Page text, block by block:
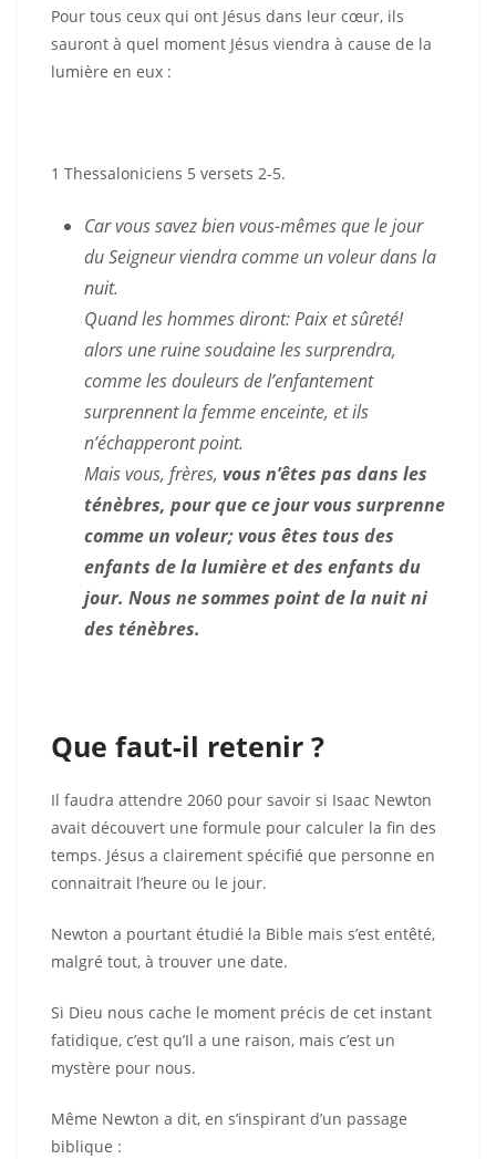
Pour tous ceux qui ont Jésus dans leur cœur, ils
sauront à quel moment Jésus viendra à cause de la
lumière en eux :
1 Thessaloniciens 5 versets 2-5.
Car vous savez bien vous-mêmes que le jour
du Seigneur viendra comme un voleur dans la
nuit.
Quand les hommes diront: Paix et sûreté!
alors une ruine soudaine les surprendra,
comme les douleurs de l’enfantement
surprennent la femme enceinte, et ils
n’échapperont point.
Mais vous, frères, vous n’êtes pas dans les
ténèbres, pour que ce jour vous surprenne
comme un voleur; vous êtes tous des
enfants de la lumière et des enfants du
jour. Nous ne sommes point de la nuit ni
des ténèbres.
Que faut-il retenir ?
Il faudra attendre 2060 pour savoir si Isaac Newton
avait découvert une formule pour calculer la fin des
temps. Jésus a clairement spécifié que personne en
connaitrait l’heure ou le jour.
Newton a pourtant étudié la Bible mais s’est entêté,
malgré tout, à trouver une date.
Si Dieu nous cache le moment précis de cet instant
fatidique, c’est qu’Il a une raison, mais c’est un
mystère pour nous.
Même Newton a dit, en s’inspirant d’un passage
biblique :